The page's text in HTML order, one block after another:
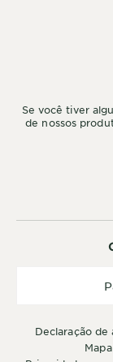
declaração
Se você tiver
de nossos